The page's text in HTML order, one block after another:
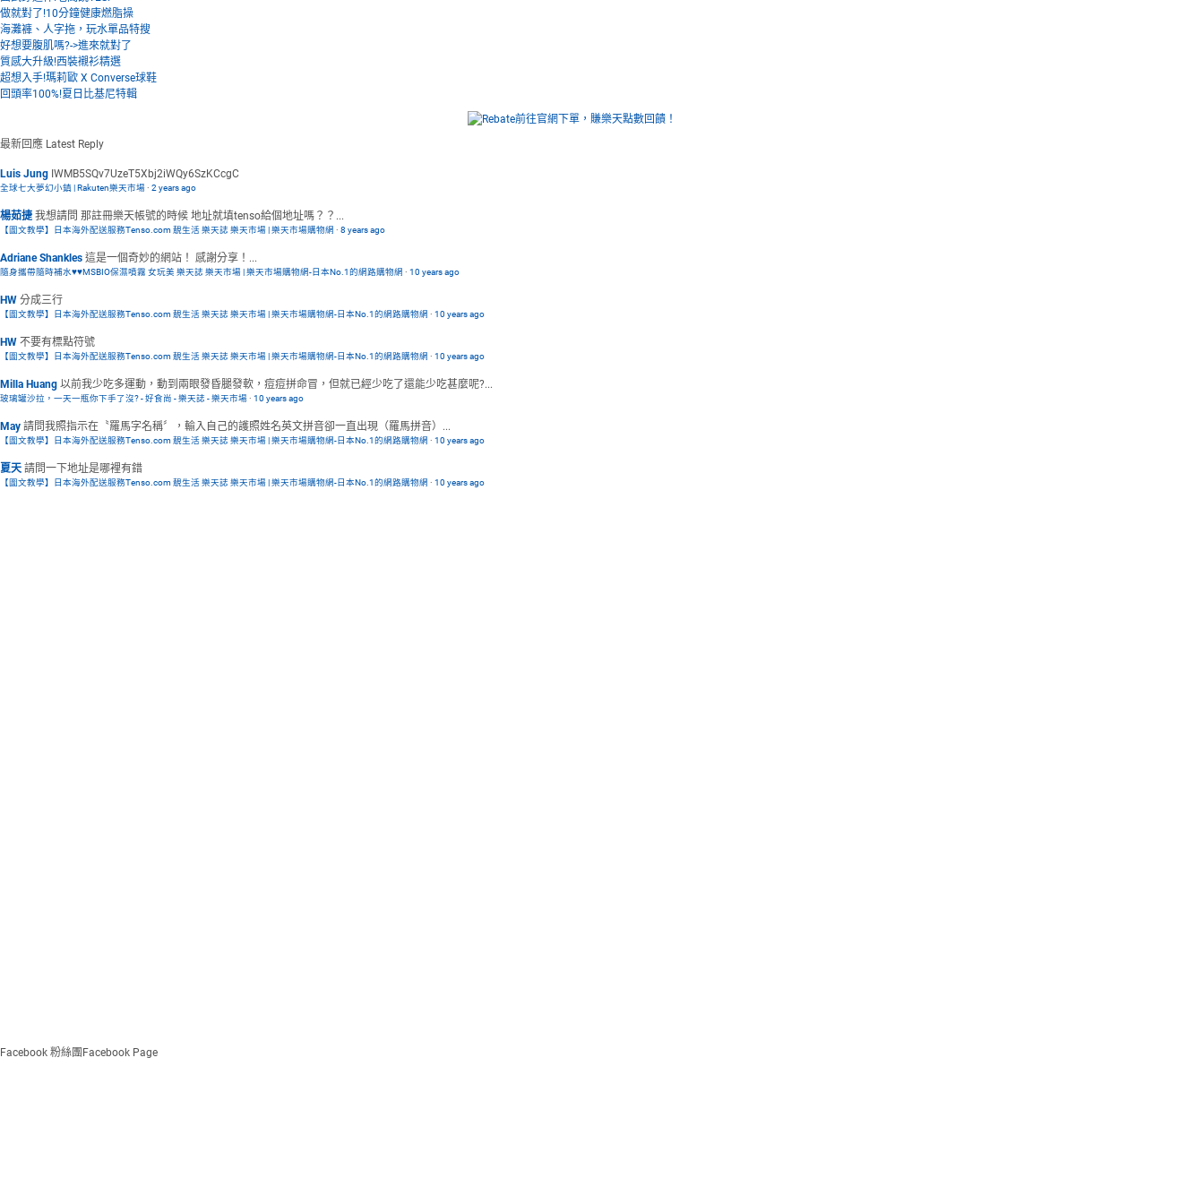
做就對了!10分鐘健康燃脂操
海灘褲、人字拖，玩水單品特搜
好想要腹肌嗎?->進來就對了
質感大升級!西裝襯衫精選
超想入手!瑪莉歐 X Converse球鞋
回頭率100%!夏日比基尼特輯
最新回應 Latest Reply
Luis Jung IWMB5SQv7UzeT5Xbj2iWQy6SzKCcgC
全球七大夢幻小鎮 | Rakuten樂天市場· 2 years ago
楊茹捷 我想請問 那註冊樂天帳號的時候 地址就填tenso給個地址嗎？？...
【圖文教學】日本海外配送服務Tenso.com 靚生活 樂天誌 樂天市場 | 樂天市場購物網 · 8 years ago
Adriane Shankles 這是一個奇妙的網站！ 感謝分享！...
隨身攜帶隨時補水♥♥MSBIO保濕噴霧 女玩美 樂天誌 樂天市場 | 樂天市場購物網-日本No.1的網路購物網 · 10 years ago
HW 分成三行
【圖文教學】日本海外配送服務Tenso.com 靚生活 樂天誌 樂天市場 | 樂天市場購物網-日本No.1的網路購物網 · 10 years ago
HW 不要有標點符號
【圖文教學】日本海外配送服務Tenso.com 靚生活 樂天誌 樂天市場 | 樂天市場購物網-日本No.1的網路購物網 · 10 years ago
Milla Huang 以前我少吃多運動，動到兩眼發昏腿發軟，痘痘拼命冒，但就已經少吃了還能少吃甚麼呢?...
玻璃罐沙拉，一天一瓶你下手了沒? - 好食尚 - 樂天誌 - 樂天市場· 10 years ago
May 請問我照指示在〝羅馬字名稱〞，輸入自己的護照姓名英文拼音卻一直出現（羅馬拼音）...
【圖文教學】日本海外配送服務Tenso.com 靚生活 樂天誌 樂天市場 | 樂天市場購物網-日本No.1的網路購物網 · 10 years ago
夏天 請問一下地址是哪裡有錯
【圖文教學】日本海外配送服務Tenso.com 靚生活 樂天誌 樂天市場 | 樂天市場購物網-日本No.1的網路購物網 · 10 years ago
Facebook 粉絲團 Facebook Page